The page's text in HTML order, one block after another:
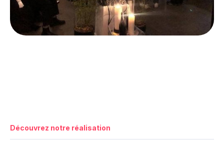
Découvrez notre réalisation